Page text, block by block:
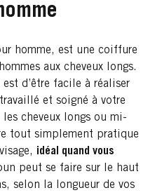
homme, est une coiffure
aux cheveux longs.
est d’être facile à réaliser
et soigné à votre
cheveux longs ou mi-
tout simplement pratique
idéal quand vous
peut se faire sur le haut
selon la longueur de vos